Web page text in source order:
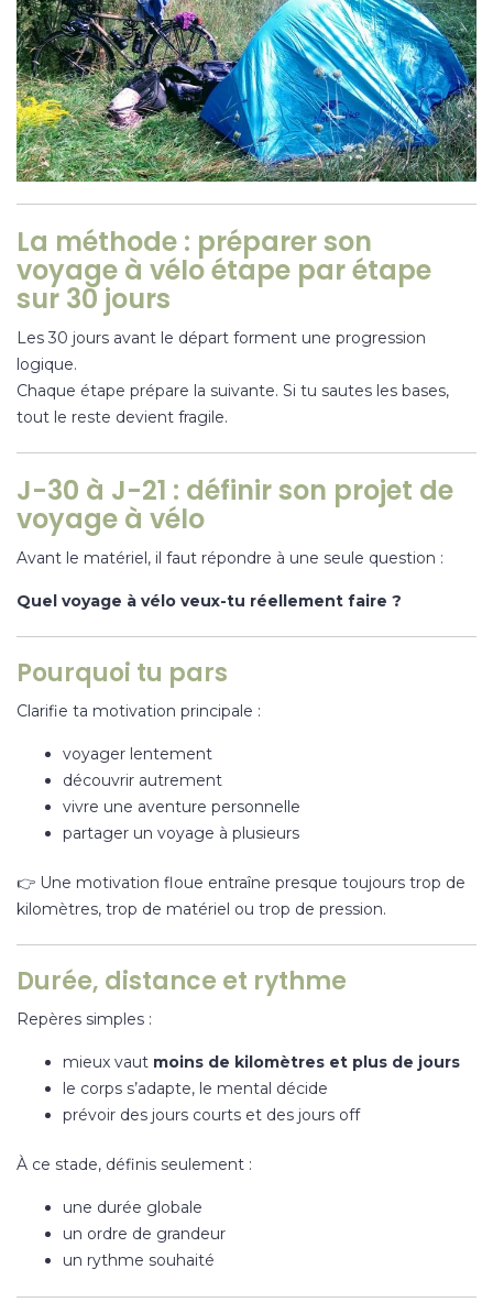
La méthode : préparer son
voyage à vélo étape par étape
sur 30 jours
Les 30 jours avant le départ forment une progression
logique.
Chaque étape prépare la suivante. Si tu sautes les bases,
tout le reste devient fragile.
J-30 à J-21 : définir son projet de
voyage à vélo
Avant le matériel, il faut répondre à une seule question :
Quel voyage à vélo veux-tu réellement faire ?
Pourquoi tu pars
Clarifie ta motivation principale :
voyager lentement
découvrir autrement
vivre une aventure personnelle
partager un voyage à plusieurs
👉 Une motivation floue entraîne presque toujours trop de
kilomètres, trop de matériel ou trop de pression.
Durée, distance et rythme
Repères simples :
mieux vaut moins de kilomètres et plus de jours
le corps s’adapte, le mental décide
prévoir des jours courts et des jours off
À ce stade, définis seulement :
une durée globale
un ordre de grandeur
un rythme souhaité